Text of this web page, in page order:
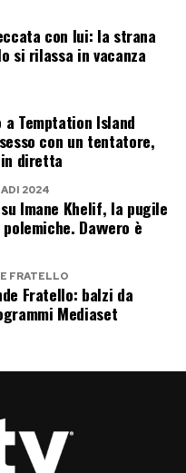
con lui: la strana
si rilassa in vacanza
a Temptation Island
con un tentatore,
diretta
2024
Imane Khelif, la pugile
Davvero è
FRATELLO
Fratello: balzi da
Mediaset